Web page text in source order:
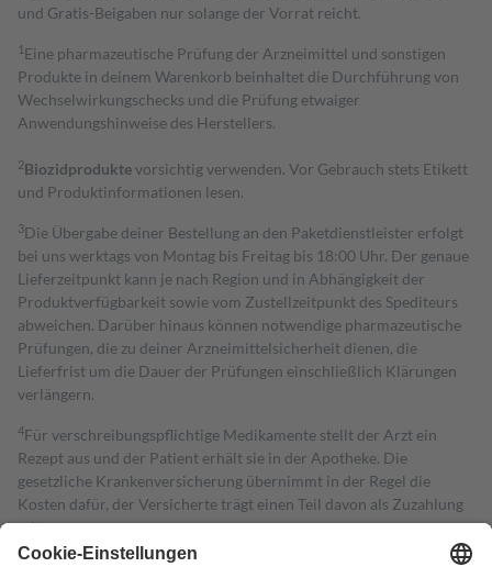
und Gratis-Beigaben nur solange der Vorrat reicht.
1 Eine pharmazeutische Prüfung der Arzneimittel und sonstigen
Produkte in deinem Warenkorb beinhaltet die Durchführung von
Wechselwirkungschecks und die Prüfung etwaiger
Anwendungshinweise des Herstellers.
2Biozidproduktevorsichtig verwenden. Vor Gebrauch stets Etikett
und Produktinformationen lesen.
3Die Übergabe deiner Bestellung an den Paketdienstleister erfolgt
bei uns werktags von Montag bis Freitag bis 18:00 Uhr. Der genaue
Lieferzeitpunkt kann je nach Region und in Abhängigkeit der
Produktverfügbarkeit sowie vom Zustellzeitpunkt des Spediteurs
abweichen. Darüber hinaus können notwendige pharmazeutische
Prüfungen, die zu deiner Arzneimittelsicherheit dienen, die
Lieferfrist um die Dauer der Prüfungen einschließlich Klärungen
verlängern.
4Für verschreibungspflichtige Medikamente stellt der Arzt ein
Rezept aus und der Patient erhält sie in der Apotheke. Die
gesetzliche Krankenversicherung übernimmt in der Regel die
Kosten dafür, der Versicherte trägt einen Teil davon als Zuzahlung
mit.
Grundsätzlich leisten Mitglieder Zuzahlungen in Höhe von zehn